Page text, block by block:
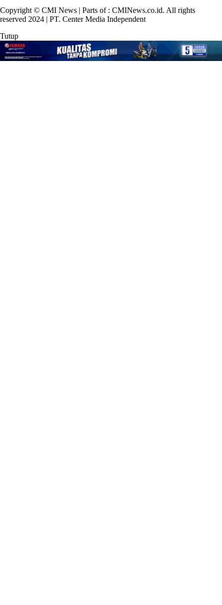
Copyright © CMI News | Parts of : CMINews.co.id. All rights
reserved 2024 | PT. Center Media Independent
Tutup